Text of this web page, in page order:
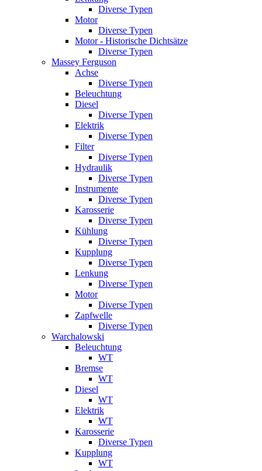
Diverse Typen
Motor
Diverse Typen
Motor - Historische Dichtsätze
Diverse Typen
Massey Ferguson
Achse
Diverse Typen
Beleuchtung
Diesel
Diverse Typen
Elektrik
Diverse Typen
Filter
Diverse Typen
Hydraulik
Diverse Typen
Instrumente
Diverse Typen
Karosserie
Diverse Typen
Kühlung
Diverse Typen
Kupplung
Diverse Typen
Lenkung
Diverse Typen
Motor
Diverse Typen
Zapfwelle
Diverse Typen
Warchalowski
Beleuchtung
WT
Bremse
WT
Diesel
WT
Elektrik
WT
Karosserie
Diverse Typen
Kupplung
WT